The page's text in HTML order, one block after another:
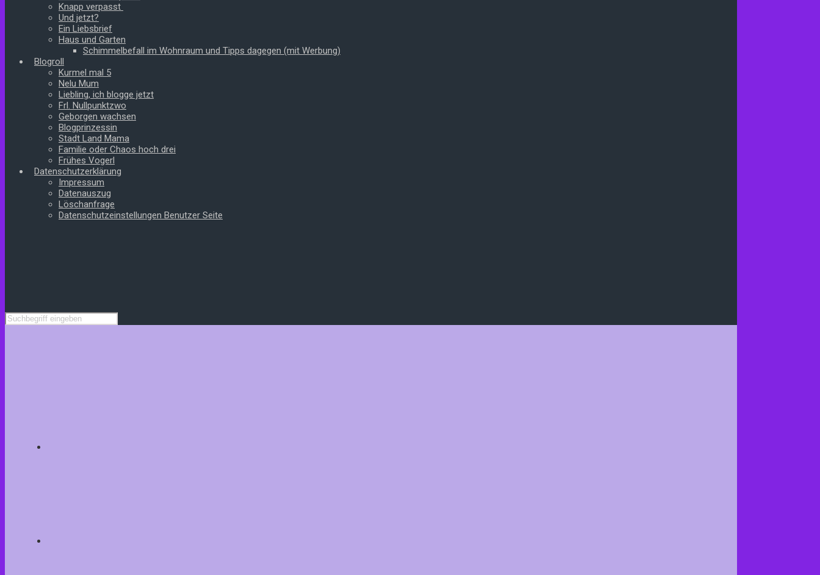
Knapp verpasst
Und jetzt?
Ein Liebsbrief
Haus und Garten
Schimmelbefall im Wohnraum und Tipps dagegen (mit Werbung)
Blogroll
Kurmel mal 5
Nelu Mum
Liebling, ich blogge jetzt
Frl. Nullpunktzwo
Geborgen wachsen
Blogprinzessin
Stadt Land Mama
Familie oder Chaos hoch drei
Frühes Vogerl
Datenschutzerklärung
Impressum
Datenauszug
Löschanfrage
Datenschutzeinstellungen Benutzer Seite